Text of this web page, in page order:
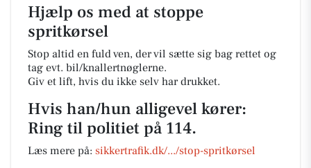
Hjælp os med at stoppe
spritkørsel
Stop altid en fuld ven, der vil sætte sig bag rettet og
tag evt. bil/knallertnøglerne.
Giv et lift, hvis du ikke selv har drukket.
Hvis han/hun alligevel kører:
Ring til politiet på 114.
Læs mere på: sikkertrafik.dk/.../stop-spritkørsel